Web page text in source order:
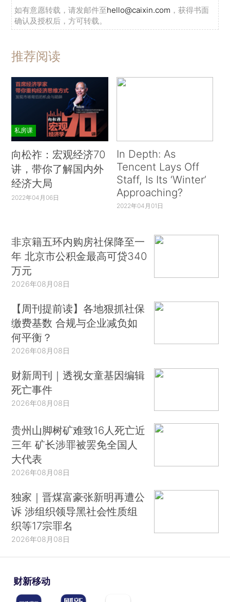
如有意愿转载，请发邮件至hello@caixin.com ，获得书面
确认及授权后，方可转载。
推荐阅读
私房课
向松祚：宏观经济70
讲，带你了解国内外
经济大局
2022年04月06日
In Depth: As
Tencent Lays Off
Staff, Is Its ‘Winter’
Approaching?
2022年04月01日
非京籍五环内购房社保降至一
年 北京市公积金最高可贷340
万元
2026年08月08日
【周刊提前读】各地狠抓社保
缴费基数 合规与企业减负如
何平衡？
2026年08月08日
财新周刊｜透视女童基因编辑
死亡事件
2026年08月08日
贵州山脚树矿难致16人死亡近
三年 矿长涉罪被罢免全国人
大代表
2026年08月08日
独家｜晋煤富豪张新明再遭公
诉 涉组织领导黑社会性质组
织等17宗罪名
2026年08月08日
财新移动